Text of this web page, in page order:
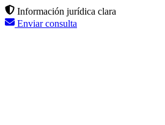
Información jurídica clara
Enviar consulta